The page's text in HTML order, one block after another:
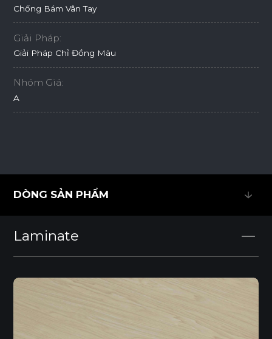
Chống Bám Vân Tay
Giải Pháp:
Giải Pháp Chỉ Đồng Màu
Nhóm Giá:
A
DÒNG SẢN PHẨM
Laminate